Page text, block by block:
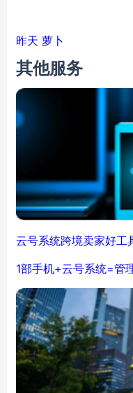
昨天 萝卜
其他服务
云号系统跨境卖家好工
1部手机+云号系统=管